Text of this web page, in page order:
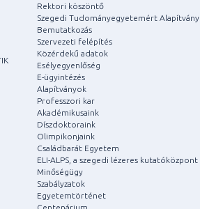
Rektori köszöntő
Szegedi Tudományegyetemért Alapítvány
Bemutatkozás
Szervezeti felépítés
Közérdekű adatok
Esélyegyenlőség
E-ügyintézés
Alapítványok
Professzori kar
Akadémikusaink
Díszdoktoraink
Olimpikonjaink
Családbarát Egyetem
ELI-ALPS, a szegedi lézeres kutatóközpont
Minőségügy
Szabályzatok
Egyetemtörténet
Centenárium